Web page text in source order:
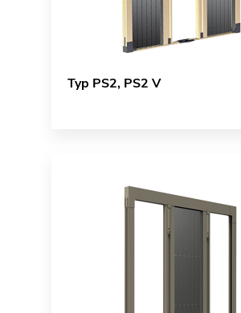
Typ PS2, PS2 V